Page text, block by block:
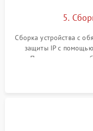
5.
Сборка устройства с
защиты IP с
Программная
абсолютно черному